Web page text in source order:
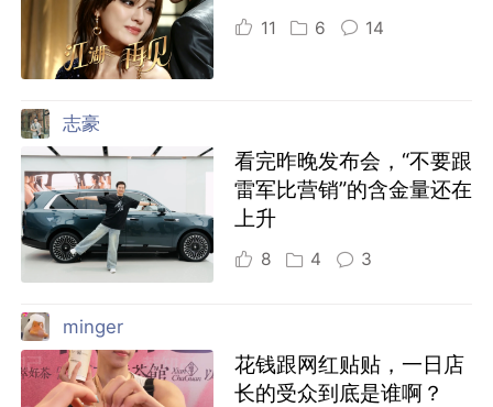
11 6 14
志豪
看完昨晚发布会，“不要跟
雷军比营销”的含金量还在
上升
8 4 3
minger
花钱跟网红贴贴，一日店
长的受众到底是谁啊？